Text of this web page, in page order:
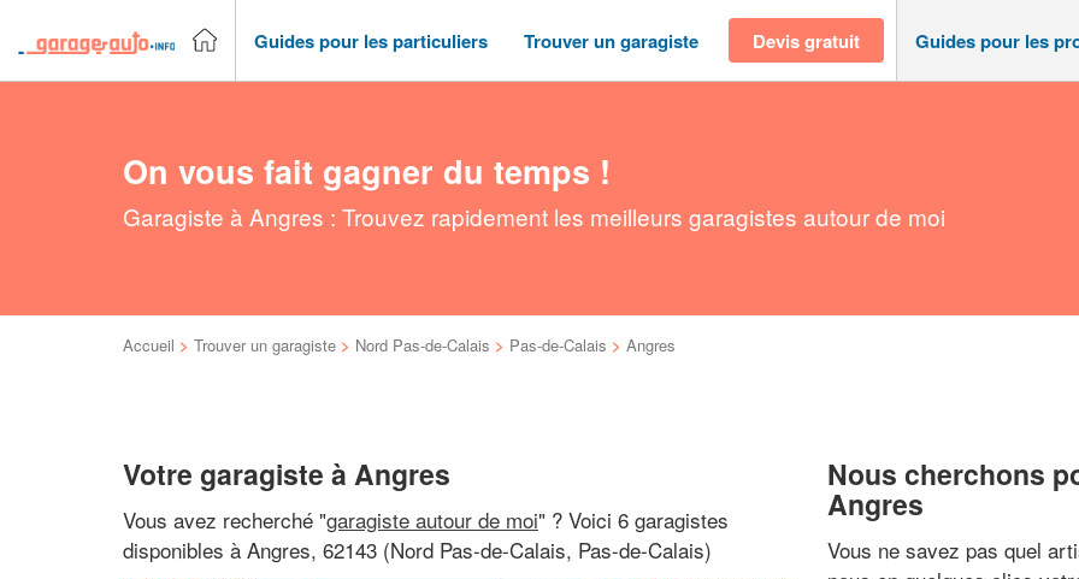
Guides pour les particuliers Trouver un garagiste Devis gratuit Guides pour les
On vous fait gagner du temps !
Garagiste à Angres : Trouvez rapidement les meilleurs garagistes autour de moi
Accueil > Trouver un garagiste > Nord Pas-de-Calais > Pas-de-Calais > Angres
Votre garagiste à Angres
Vous avez recherché "garagiste autour de moi" ? Voici 6 garagistes
disponibles à Angres, 62143 (Nord Pas-de-Calais, Pas-de-Calais)
Nous cherchons
Angres
Vous ne savez pas quel